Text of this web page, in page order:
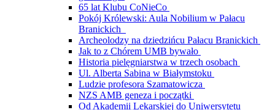
65 lat Klubu CoNieCo
Pokój Królewski: Aula Nobilium w Pałacu
Branickich
Archeolodzy na dziedzińcu Pałacu Branickich
Jak to z Chórem UMB bywało
Historia pielęgniarstwa w trzech osobach
Ul. Alberta Sabina w Białymstoku
Ludzie profesora Szamatowicza
NZS AMB geneza i początki
Od Akademii Lekarskiej do Uniwersytetu